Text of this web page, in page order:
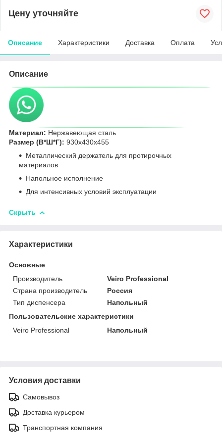
Цену уточняйте
Описание Характеристики Доставка Оплата
Описание
Материал: Нержавеющая сталь
Размер (В*Ш*Г): 930х430х455
Металлический держатель для протирочных
материалов
Напольное исполнение
Для интенсивных условий эксплуатации
Скрыть
Характеристики
Основные
Производитель
Veiro Professional
Страна производитель
Россия
Тип диспенсера
Напольный
Пользовательские характеристики
Veiro Professional
Напольный
Условия доставки
Самовывоз
Доставка курьером
Транспортная компания